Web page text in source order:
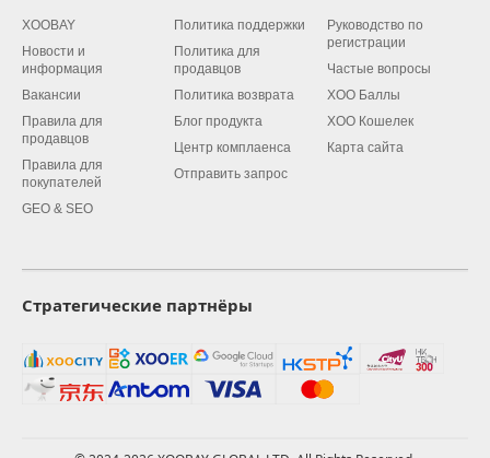
XOOBAY
Новости и
информация
Вакансии
Правила для
продавцов
Правила для
покупателей
GEO & SEO
Политика поддержки
Политика для
продавцов
Политика возврата
Блог продукта
Центр комплаенса
Отправить запрос
Руководство по
регистрации
Частые вопросы
XOO Баллы
XOO Кошелек
Карта сайта
Стратегические партнёры